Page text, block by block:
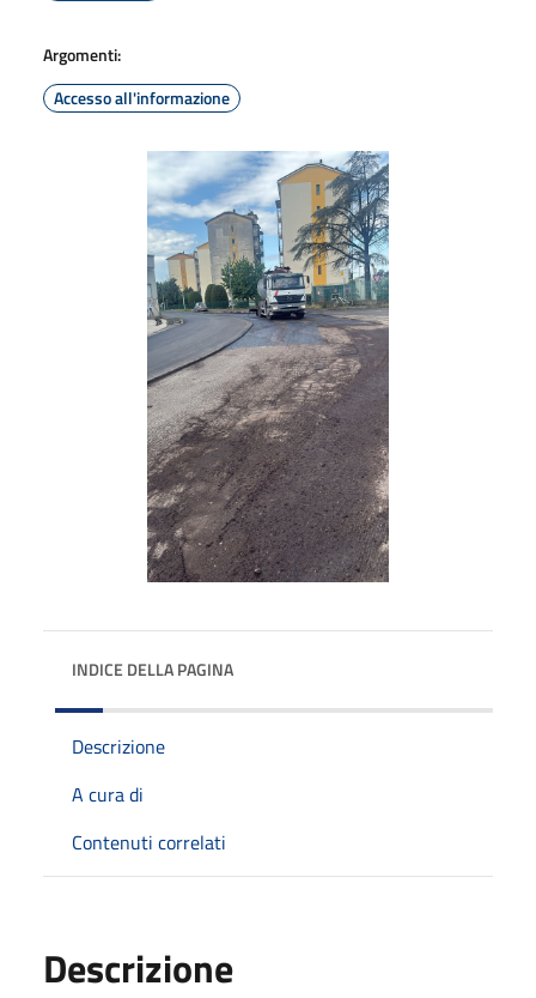
Argomenti:
Accesso all'informazione
INDICE DELLA PAGINA
Descrizione
A cura di
Contenuti correlati
Descrizione